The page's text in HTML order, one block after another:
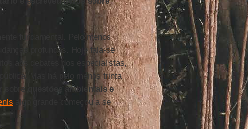
fundamental. Pelo menos
profundas. Hoje fala-se
aos debates dos especialistas,
Mas há pelo menos trinta
sobre
questões ambientais e
algo grande começou a se